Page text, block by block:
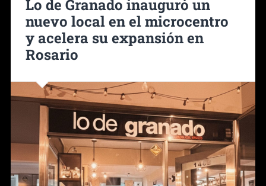
Lo de Granado inauguró un
nuevo local en el microcentro
y acelera su expansión en
Rosario